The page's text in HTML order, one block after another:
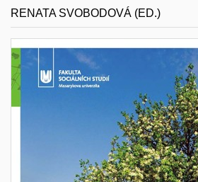
RENATA SVOBODOVÁ (ED.)